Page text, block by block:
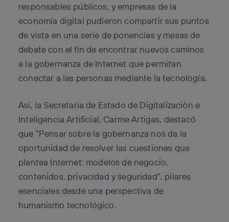
responsables públicos, y empresas de la
economía digital pudieron compartir sus puntos
de vista en una serie de ponencias y mesas de
debate con el fin de encontrar nuevos caminos
a la gobernanza de Internet que permitan
conectar a las personas mediante la tecnología.
Así, la Secretaria de Estado de Digitalización e
Inteligencia Artificial, Carme Artigas, destacó
que “Pensar sobre la gobernanza nos da la
oportunidad de resolver las cuestiones que
plantea Internet: modelos de negocio,
contenidos, privacidad y seguridad”, pilares
esenciales desde una perspectiva de
humanismo tecnológico.